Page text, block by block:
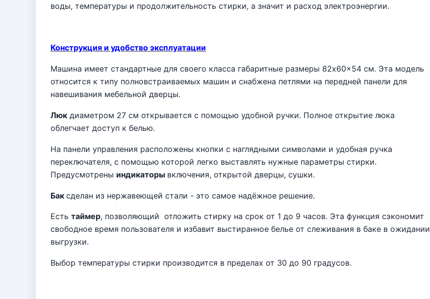
воды, температуры и продолжительность стирки, а значит и расход электроэнергии.
Конструкция и удобство эксплуатации
Машина имеет стандартные для своего класса габаритные размеры 82x60x54 см. Эта модель
относится к типу полновстраиваемых машин и снабжена петлями на передней панели для
навешивания мебельной дверцы.
Люк диаметром 27 см открывается с помощью удобной ручки. Полное открытие люка
облегчает доступ к белью.
На панели управления расположены кнопки с наглядными символами и удобная ручка
переключателя, с помощью которой легко выставлять нужные параметры стирки.
Предусмотрены индикаторы включения, открытой дверцы, сушки.
Бак сделан из нержавеющей стали - это самое надёжное решение.
Есть таймер, позволяющий отложить стирку на срок от 1 до 9 часов. Эта функция сэкономит
свободное время пользователя и избавит выстиранное белье от слеживания в баке в ожидании
выгрузки.
Выбор температуры стирки производится в пределах от 30 до 90 градусов.